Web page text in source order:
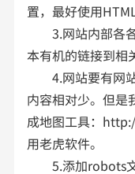
置，最好使用
3.网站内部各各
本有机的链接到相
4.网站要有网站
内容相对少。但是
成地图工具：
用老虎软件。
5.添加robots文